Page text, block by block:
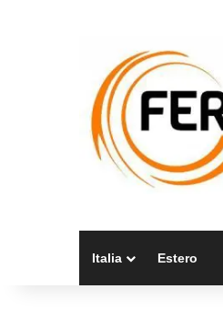
Italia Estero